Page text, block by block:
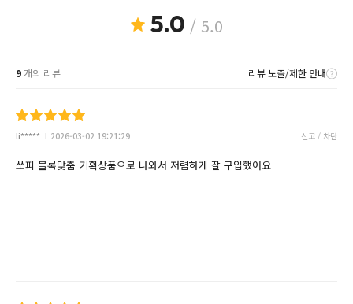
5.0 / 5.0
9개의 리뷰 리뷰 노출/제한 안내
li***** 2026-03-02 19:21:29 신고 / 차단
쏘피 블록맞춤 기획상품으로 나와서 저렴하게 잘 구입했어요